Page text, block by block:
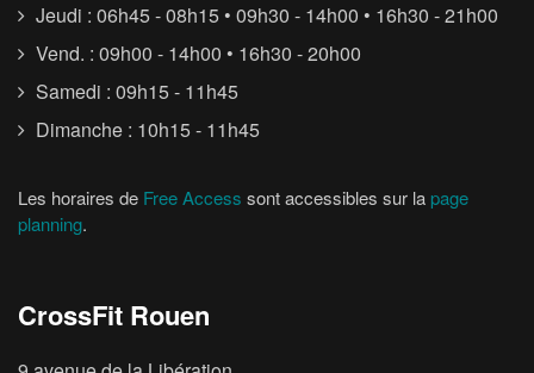
Jeudi : 06h45 - 08h15 • 09h30 - 14h00 • 16h30 - 21h00
Vend. : 09h00 - 14h00 • 16h30 - 20h00
Samedi : 09h15 - 11h45
Dimanche : 10h15 - 11h45
Les horaires de Free Access sont accessibles sur la page
planning.
CrossFit Rouen